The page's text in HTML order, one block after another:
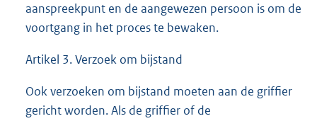
aanspreekpunt en de aangewezen persoon is om de
voortgang in het proces te bewaken.
Artikel 3. Verzoek om bijstand
Ook verzoeken om bijstand moeten aan de griffier
gericht worden. Als de griffier of de